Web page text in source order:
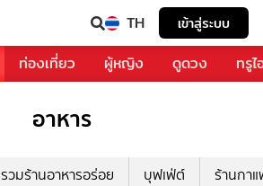
TH เข้าสู่ระบบ
ท่องเที่ยว ผู้หญิง ดูดวง ทรู
อาหาร
รวมร้านอาหารอร่อย บุฟเฟ่ต์ ร้านกา